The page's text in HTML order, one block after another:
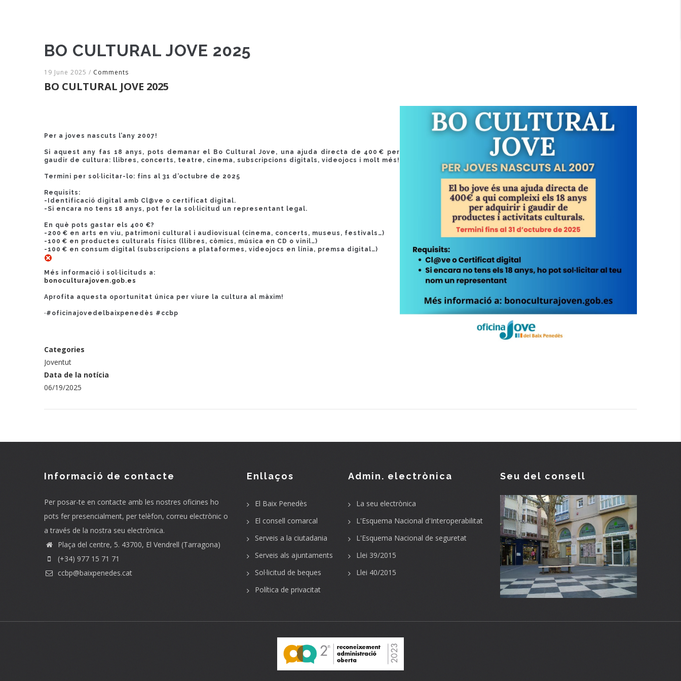
BO CULTURAL JOVE 2025
19 June 2025 / Comments
BO CULTURAL JOVE 2025
Per a joves nascuts l’any 2007!
Si aquest any fas 18 anys, pots demanar el Bo Cultural Jove, una ajuda directa de 400 € per
gaudir de cultura: llibres, concerts, teatre, cinema, subscripcions digitals, videojocs i molt més!
Termini per sol·licitar-lo: fins al 31 d’octubre de 2025
Requisits:
- Identificació digital amb Cl@ve o certificat digital.
-Si encara no tens 18 anys, pot fer la sol·licitud un representant legal.
En què pots gastar els 400 €?
- 200 € en arts en viu, patrimoni cultural i audiovisual (cinema, concerts, museus, festivals…)
- 100 € en productes culturals físics (llibres, còmics, música en CD o vinil…)
- 100 € en consum digital (subscripcions a plataformes, videojocs en línia, premsa digital…)
Més informació i sol·licituds a:
bonoculturajoven.gob.es
Aprofita aquesta oportunitat única per viure la cultura al màxim!
·#oficinajovedelbaixpenedès #ccbp
Categories
Joventut
Data de la notícia
06/19/2025
Informació de contacte
Per posar-te en contacte amb les nostres oficines ho
pots fer presencialment, per telèfon, correu electrònic o
a través de la nostra seu electrònica.
Plaça del centre, 5. 43700, El Vendrell (Tarragona)
(+34) 977 15 71 71
ccbp@baixpenedes.cat
Enllaços
El Baix Penedès
El consell comarcal
Serveis a la ciutadania
Serveis als ajuntaments
Sol·licitud de beques
Política de privacitat
Admin. electrònica
La seu electrònica
L'Esquema Nacional d'Interoperabilitat
L'Esquema Nacional de seguretat
Llei 39/2015
Llei 40/2015
Seu del consell